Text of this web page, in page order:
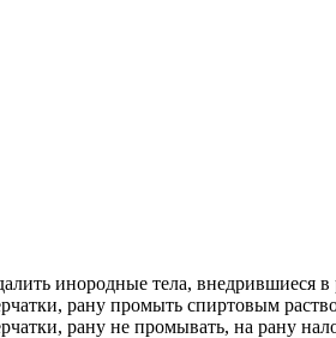
инородные тела, внедрившиеся
рану промыть спиртовым
рану не промывать, на рану